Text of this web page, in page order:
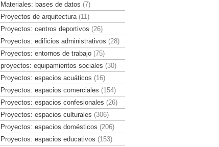
Materiales: bases de datos (7)
Proyectos de arquitectura(11)
Proyectos: centros deportivos (26)
Proyectos: edificios administrativos (28)
Proyectos: entornos de trabajo(75)
proyectos: equipamientos sociales (30)
Proyectos: espacios acuáticos (16)
Proyectos: espacios comerciales (154)
Proyectos: espacios confesionales (26)
Proyectos: espacios culturales (306)
Proyectos: espacios domésticos (206)
Proyectos: espacios educativos (153)